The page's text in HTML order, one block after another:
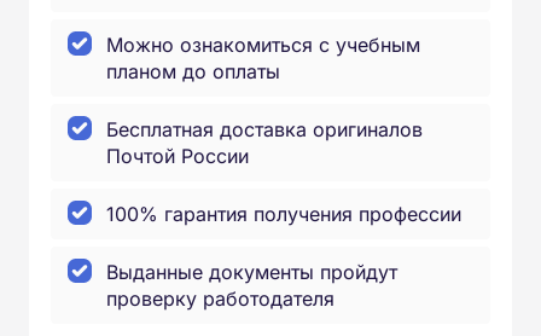
Можно ознакомиться с учебным
планом до оплаты
Бесплатная доставка оригиналов
Почтой России
100% гарантия получения профессии
Выданные документы пройдут
проверку работодателя